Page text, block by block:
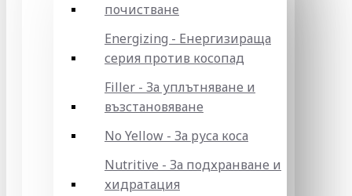
почистване
Energizing - Енергизираща
серия против косопад
Filler - За уплътняване и
възстановяване
No Yellow - За руса коса
Nutritive - За подхранване и
хидратация